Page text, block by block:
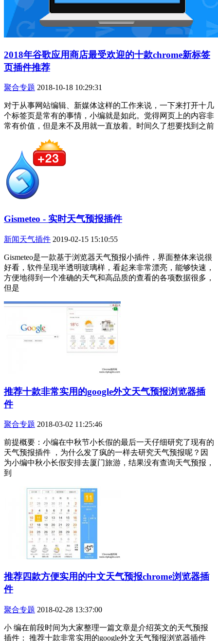
2018年谷歌应用商店最受欢迎的十款chrome新标签
页插件推荐
聚合专题 2018-10-18 10:29:31
对于从事网站编辑、新媒体这样的工作来说，一下来打开十几
个标签页是常有的事情，小编就是如此。觉得网页上的内容非
常有价值，但是来不及用就一直放着。时间久了想要找到之前
Gismeteo - 实时天气预报插件
新闻天气插件 2019-02-15 15:10:55
Gismeteo是一款基于浏览器天气预报小插件，界面整体来说很
好看，软件呈现半透明玻璃样，看起来非常漂亮，能够快速，
方便地得到一个准确的天气和高品质的查看的各项数据很多，
但是
推荐十款非常实用的google外文天气预报浏览器插
件
聚合专题 2018-03-02 11:25:46
前提概要：小编在中秋节小长假的最后一天仔细研究了现有的
天气预报插件 ，为什么发了疯的一样去研究天气预报呢？因
为小编中秋小长假安排去厦门旅游，结果没有查询天气预报，
到
推荐四款方便实用的中文天气预报chrome浏览器插
件
聚合专题 2018-02-28 13:37:00
小 编在前段时间为大家整理一篇文章是介绍英文的天气预报
插件： 推荐十款非常实用的google外文天气预报浏览器插件